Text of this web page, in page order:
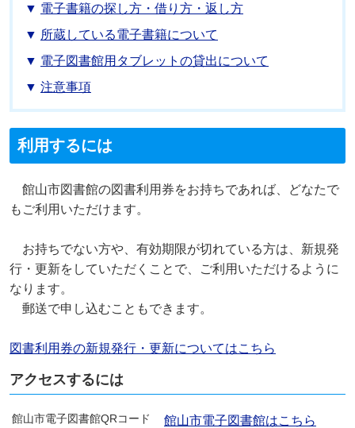
電子書籍の探し方・借り方・返し方
所蔵している電子書籍について
電子図書館用タブレットの貸出について
注意事項
利用するには
館山市図書館の図書利用券をお持ちであれば、どなたで
もご利用いただけます。
お持ちでない方や、有効期限が切れている方は、新規発
行・更新をしていただくことで、ご利用いただけるように
なります。
郵送で申し込むこともできます。
図書利用券の新規発行・更新についてはこちら
アクセスするには
館山市電子図書館QRコード 館山市電子図書館はこちら